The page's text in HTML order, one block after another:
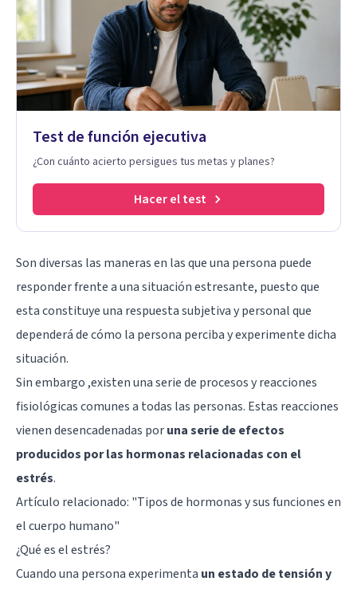
Test de función ejecutiva
¿Con cuánto acierto persigues tus metas y planes?
Hacer el test
Son diversas las maneras en las que una persona puede
responder frente a una situación estresante, puesto que
esta constituye una respuesta subjetiva y personal que
dependerá de cómo la persona perciba y experimente dicha
situación.
Sin embargo ,existen una serie de procesos y reacciones
fisiológicas comunes a todas las personas. Estas reacciones
vienen desencadenadas poruna serie de efectos
producidos por las hormonas relacionadas con el
estrés.
Artículo relacionado: "Tipos de hormonas y sus funciones en
el cuerpo humano"
¿Qué es el estrés?
Cuando una persona experimenta un estado de tensión y